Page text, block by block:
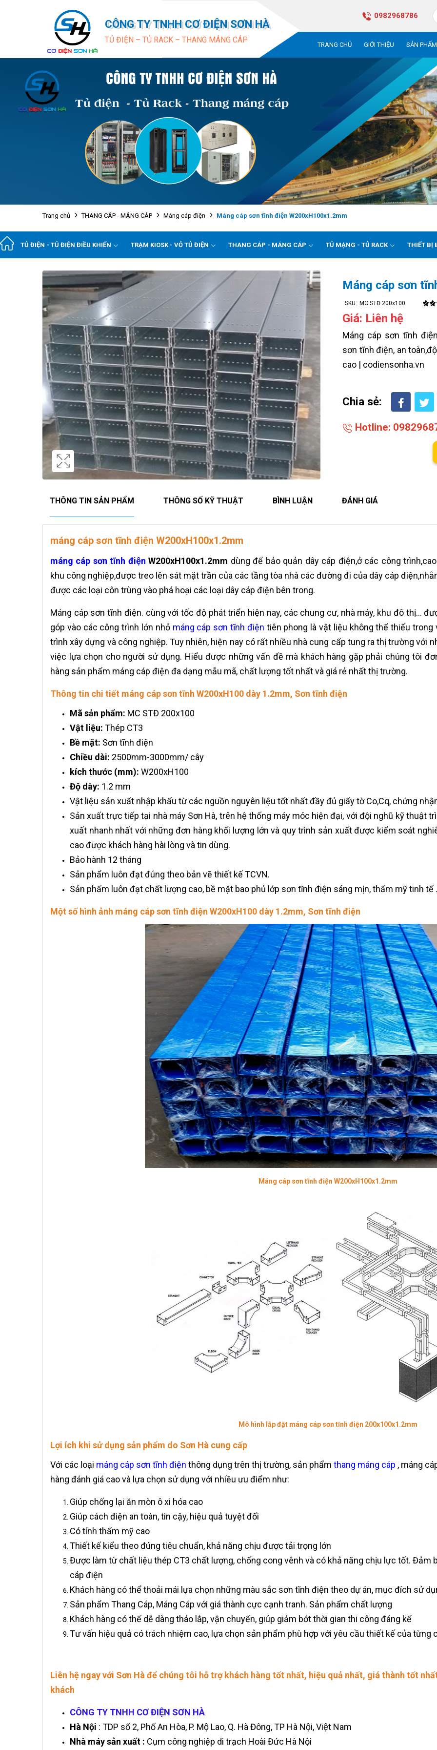
CÔNG TY TNHH CƠ ĐIỆN SƠN HÀ
TỦ ĐIỆN – TỦ RACK – THANG MÁNG CÁP
0982968786
TRANG CHỦ GIỚI THIỆU SẢN
Trang chủ THANG CÁP - MÁNG CÁP Máng cáp điện Máng cáp sơn tĩnh điện W200xH100x1.2mm
TỦ ĐIỆN - TỦ ĐIỆN ĐIỀU KHIỂN TRẠM KIOSK - VỎ TỦ ĐIỆN THANG CÁP - MÁNG CÁP TỦ MẠNG - TỦ RACK THIẾT BỊ
Máng cáp sơn
SKU: MC STĐ 200x100
Giá: Liên hệ
Máng cáp sơn tĩnh
sơn tĩnh điện, an
cao | codiensonha.vn
Chia sẻ:
Hotline:
THÔNG TIN SẢN PHẨM THÔNG SỐ KỸ THUẬT BÌNH LUẬN ĐÁNH GIÁ
máng cáp sơn tĩnh điện W200xH100x1.2mm
máng cáp sơn tĩnh điện W200xH100x1.2mm dùng để bảo quản dây cáp điện,ở các công
khu công nghiệp,được treo lên sát mặt trần của các tầng tòa nhà các đường đi của dây cáp
được các loại côn trùng vào phá hoại các loại dây cáp điện bên trong.
Máng cáp sơn tĩnh điện. cùng với tốc độ phát triển hiện nay, các chung cư, nhà máy, khu đô thị…
góp vào các công trình lớn nhỏ máng cáp sơn tĩnh điện tiên phong là vật liệu không thể thiếu
trình xây dựng và công nghiệp. Tuy nhiên, hiện nay có rất nhiều nhà cung cấp tung ra thị trường với
việc lựa chọn cho người sử dụng. Hiểu được những vấn đề mà khách hàng gặp phải chúng tôi
hàng sản phẩm máng cáp điện đa dạng mẫu mã, chất lượng tốt nhất và giá rẻ nhất thị trường.
Thông tin chi tiết máng cáp sơn tĩnh W200xH100 dày 1.2mm, Sơn tĩnh điện
Mã sản phẩm: MC STĐ 200x100
Vật liệu: Thép CT3
Bề mặt: Sơn tĩnh điện
Chiều dài: 2500mm-3000mm/ cây
kích thước (mm): W200xH100
Độ dày: 1.2 mm
Vật liệu sản xuất nhập khẩu từ các nguồn nguyên liệu tốt nhất đầy đủ giấy tờ Co,Cq, chứng
Sản xuất trực tiếp tại nhà máy Sơn Hà, trên hệ thống máy móc hiện đại, với đội nghũ kỹ thuật
xuất nhanh nhất với những đơn hàng khối lượng lớn và quy trình sản xuất được kiểm soát
cao được khách hàng hài lòng và tin dùng.
Bảo hành 12 tháng
Sản phẩm luôn đạt đúng theo bản vẽ thiết kế TCVN.
Sản phẩm luôn đạt chất lượng cao, bề mặt bao phủ lớp sơn tĩnh điện sáng mịn, thẩm mỹ tinh tế .
Một số hình ảnh máng cáp sơn tĩnh điện W200xH100 dày 1.2mm, Sơn tĩnh điện
Máng cáp sơn tĩnh điện W200xH100x1.2mm
Mô hình lắp đặt máng cáp sơn tĩnh điện 200x100x1.2mm
Lợi ích khi sử dụng sản phẩm do Sơn Hà cung cấp
Với các loại máng cáp sơn tĩnh điện thông dụng trên thị trường, sản phẩm thang máng cáp , máng
hàng đánh giá cao và lựa chọn sử dụng với nhiều ưu điểm như:
Giúp chống lại ăn mòn ô xi hóa cao
Giúp cách điện an toàn, tin cậy, hiệu quả tuyệt đối
Có tính thẩm mỹ cao
Thiết kế kiểu theo đúng tiêu chuẩn, khả năng chịu được tải trọng lớn
Được làm từ chất liệu thép CT3 chất lượng, chống cong vênh và có khả năng chịu lực tốt. Đảm
cáp điện
Khách hàng có thể thoải mái lựa chọn những màu sắc sơn tĩnh điện theo dự án, mục đích sử
Sản phẩm Thang Cáp, Máng Cáp với giá thành cực cạnh tranh. Sản phẩm chất lượng
Khách hàng có thể dễ dàng tháo lắp, vận chuyển, giúp giảm bớt thời gian thi công đáng kể
Tư vấn hiệu quả có trách nhiệm cao, lựa chọn sản phẩm phù hợp với yêu cầu thiết kế của từng
Liên hệ ngay với Sơn Hà để chúng tôi hỗ trợ khách hàng tốt nhất, hiệu quả nhất, giá thành tốt
khách
CÔNG TY TNHH CƠ ĐIỆN SƠN HÀ
Hà Nội : TDP số 2, Phố An Hòa, P. Mộ Lao, Q. Hà Đông, TP Hà Nội, Việt Nam
Nhà máy sản xuất : Cụm công nghiệp di trạch Hoài Đức Hà Nội